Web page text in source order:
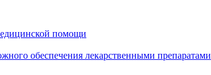
помощи
обеспечения лекарственными препаратами